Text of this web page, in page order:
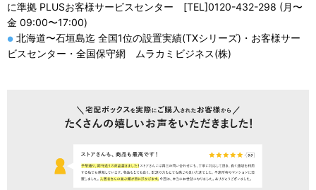
に準拠 PLUSお客様サービスセンター [TEL]0120-432-298 (月〜
金 09:00〜17:00)
● 北海道〜石垣島迄 全国1位の設置実績(TXシリーズ)・お客様サー
ビスセンター・全国保守網 ムラカミビジネス(株)